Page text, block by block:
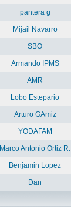
pantera g
Mijail Navarro
SBO
Armando IPMS
AMR
Lobo Estepario
Arturo GAmiz
YODAFAM
Marco Antonio Ortiz R.
Benjamin Lopez
Dan